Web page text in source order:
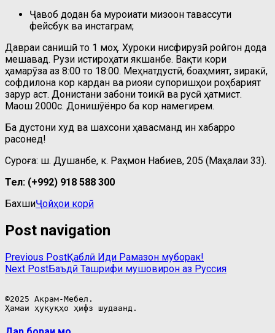
Ҷавоб додан ба муроҷиати мизоҷон тавассути
фейсбук ва инстаграм;
Давраи санҷишӣ то 1 моҳ. Хуроки нисфирузӣ ройгон дода
мешавад. Рузи истироҳати якшанбе. Вақти кори
ҳамарӯза аз 8:00 то 18:00. Меҳнатдустӣ, боаҳмият, зиракӣ,
софдилона кор кардан ва риояи супоришҳои роҳбарият
зарур аст. Донистани забони тоҷикӣ ва русӣ ҳатмист.
Маош 2000с. Донишҷӯёнро ба кор намегирем.
Ба дустони худ ва шахсони ҳавасманд ин хабарро
расонед!
Суроға: ш. Душанбе, к. Раҳмон Набиев, 205 (Маҳалаи 33).
Тел: (+992) 918 588 300
БахшиҶойҳои корӣ
Post navigation
Previous PostҚаблӣ Иди Рамазон муборак!
Next PostБаъдӣ Ташрифи мушовирон аз Руссия
©2025 Акрам-Мебел.
Ҳамаи ҳуқуқҳо ҳифз шудаанд.